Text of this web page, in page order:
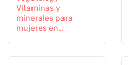
Vitaminas y
minerales para
mujeres en